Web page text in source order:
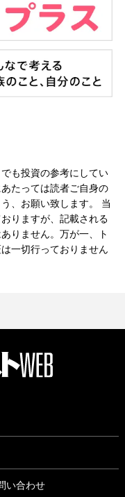
も投資の参考にしてい
たっては読者ご自身の
、お願い致します。 当
りますが、記載される
りません。万が一、ト
一切行っておりません
い合わせ